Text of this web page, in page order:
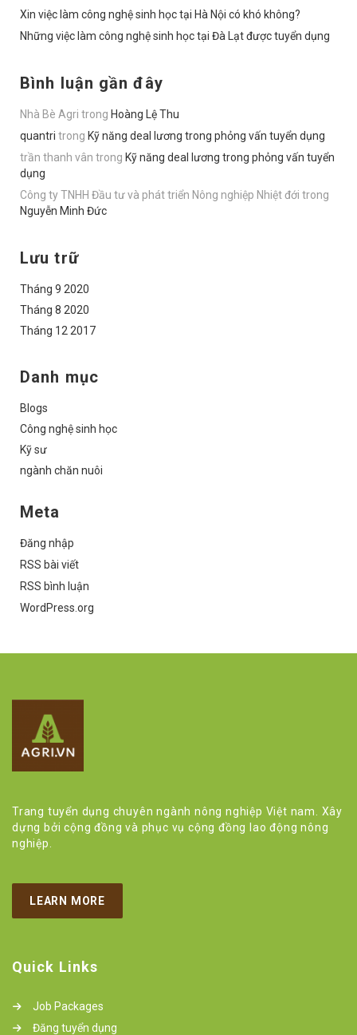
Xin việc làm công nghệ sinh học tại Hà Nội có khó không?
Những việc làm công nghệ sinh học tại Đà Lạt được tuyển dụng
Bình luận gần đây
Nhà Bè Agri trong Hoàng Lệ Thu
quantri trong Kỹ năng deal lương trong phỏng vấn tuyển dụng
trần thanh vân trong Kỹ năng deal lương trong phỏng vấn tuyển
dụng
Công ty TNHH Đầu tư và phát triển Nông nghiệp Nhiệt đới trong
Nguyễn Minh Đức
Lưu trữ
Tháng 9 2020
Tháng 8 2020
Tháng 12 2017
Danh mục
Blogs
Công nghệ sinh học
Kỹ sư
ngành chăn nuôi
Meta
Đăng nhập
RSS bài viết
RSS bình luận
WordPress.org
Trang tuyển dụng chuyên ngành nông nghiệp Việt nam. Xây
dựng bởi cộng đồng và phục vụ cộng đồng lao động nông
nghiệp.
LEARN MORE
Quick Links
Job Packages
Đăng tuyển dụng